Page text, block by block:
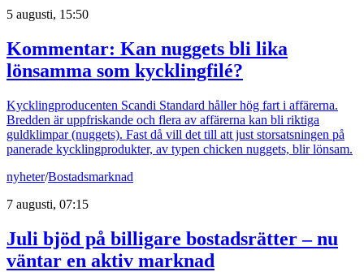
5 augusti, 15:50
Kommentar: Kan nuggets bli lika
lönsamma som kycklingfilé?
Kycklingproducenten Scandi Standard håller hög fart i affärerna.
Bredden är uppfriskande och flera av affärerna kan bli riktiga
guldklimpar (nuggets). Fast då vill det till att just storsatsningen på
panerade kycklingprodukter, av typen chicken nuggets, blir lönsam.
nyheter/Bostadsmarknad
7 augusti, 07:15
Juli bjöd på billigare bostadsrätter – nu
väntar en aktiv marknad